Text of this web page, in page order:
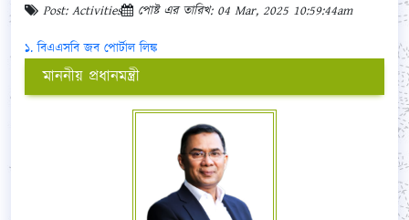
Post: Activities পোষ্ট এর তারিখ: 04 Mar, 2025 10:59:44am
১. বিএএসবি জব পোর্টাল লিঙ্ক
মাননীয় প্রধানমন্ত্রী